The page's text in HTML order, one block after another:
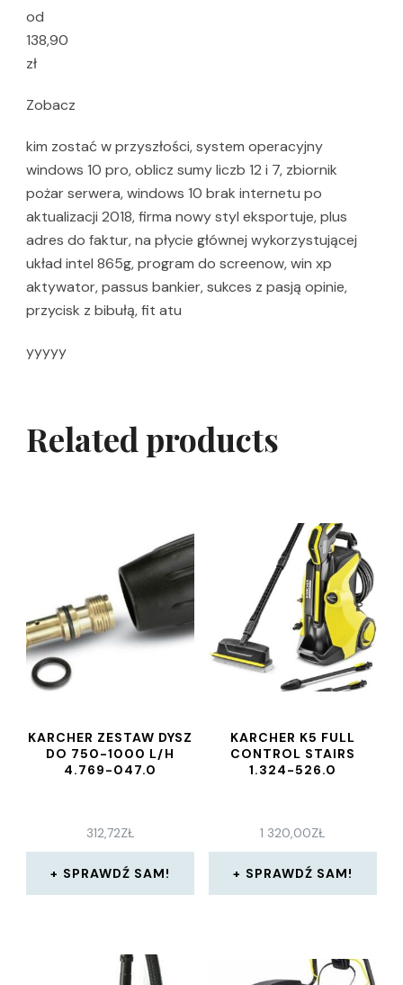
od
138,90
zł
Zobacz
kim zostać w przyszłości, system operacyjny
windows 10 pro, oblicz sumy liczb 12 i 7, zbiornik
pożar serwera, windows 10 brak internetu po
aktualizacji 2018, firma nowy styl eksportuje, plus
adres do faktur, na płycie głównej wykorzystującej
układ intel 865g, program do screenow, win xp
aktywator, passus bankier, sukces z pasją opinie,
przycisk z bibułą, fit atu
yyyyy
Related products
KARCHER ZESTAW DYSZ
DO 750-1000 L/H
4.769-047.0
312,72ZŁ
SPRAWDŹ SAM!
KARCHER K5 FULL
CONTROL STAIRS
1.324-526.0
1 320,00ZŁ
SPRAWDŹ SAM!